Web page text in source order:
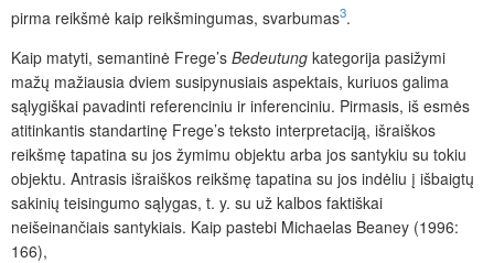
pirma reikšmė kaip reikšmingumas, svarbumas3.
Kaip matyti, semantinė Frege’s Bedeutung kategorija pasižymi
mažų mažiausia dviem susipynusiais aspektais, kuriuos galima
sąlygiškai pavadinti referenciniu ir inferenciniu. Pirmasis, iš esmės
atitinkantis standartinę Frege’s teksto interpretaciją, išraiškos
reikšmę tapatina su jos žymimu objektu arba jos santykiu su tokiu
objektu. Antrasis išraiškos reikšmę tapatina su jos indėliu į išbaigtų
sakinių teisingumo sąlygas, t. y. su už kalbos faktiškai
neišeinančiais santykiais. Kaip pastebi Michaelas Beaney (1996:
166),